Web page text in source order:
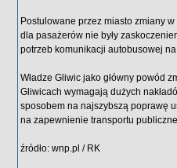
Postulowane przez miasto zmiany
dla pasażerów nie były
potrzeb komunikacji autobusowej
Władze Gliwic jako główny powód
Gliwicach wymagają dużych
sposobem na najszybszą poprawę
na zapewnienie transportu
źródło: wnp.pl / RK